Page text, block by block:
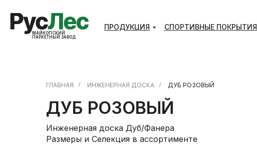
ПРОДУКЦИЯ СПОРТИВНЫE ПОКРЫТИЯ
МАЙКОПСКИЙ
ПАРКЕТНЫЙ ЗАВОД
ГЛАВНАЯ / ИНЖЕНЕРНАЯ ДОСКА / ДУБ РОЗОВЫЙ
ДУБ РОЗОВЫЙ
Инженерная доска Дуб/Фанера
Размеры и Селекция в ассортименте